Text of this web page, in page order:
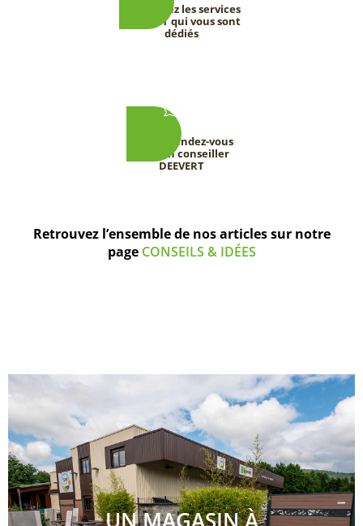
Découvrez les services
DEEVERT qui vous sont
dédiés
Prenez rendez-vous
avec un conseiller
DEEVERT
Retrouvez l’ensemble de nos articles sur notre
page CONSEILS & IDÉES